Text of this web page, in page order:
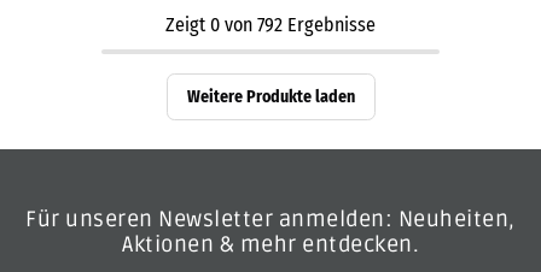
Zeigt 0 von 792 Ergebnisse
Weitere Produkte laden
Für unseren Newsletter anmelden: Neuheiten,
Aktionen & mehr entdecken.